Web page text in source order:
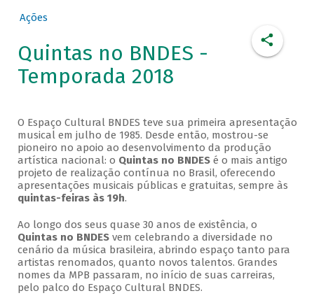
Ações
Quintas no BNDES -
Temporada 2018
O Espaço Cultural BNDES teve sua primeira apresentação
musical em julho de 1985. Desde então, mostrou-se
pioneiro no apoio ao desenvolvimento da produção
artística nacional: o Quintas no BNDESé o mais antigo
projeto de realização contínua no Brasil, oferecendo
apresentações musicais públicas e gratuitas, sempre às
quintas-feiras às 19h.
Ao longo dos seus quase 30 anos de existência, o
Quintas no BNDESvem celebrando a diversidade no
cenário da música brasileira, abrindo espaço tanto para
artistas renomados, quanto novos talentos. Grandes
nomes da MPB passaram, no início de suas carreiras,
pelo palco do Espaço Cultural BNDES.